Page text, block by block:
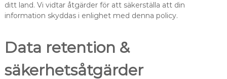
ditt land. Vi vidtar åtgärder för att säkerställa att din
information skyddas i enlighet med denna policy.
Data retention &
säkerhetsåtgärder